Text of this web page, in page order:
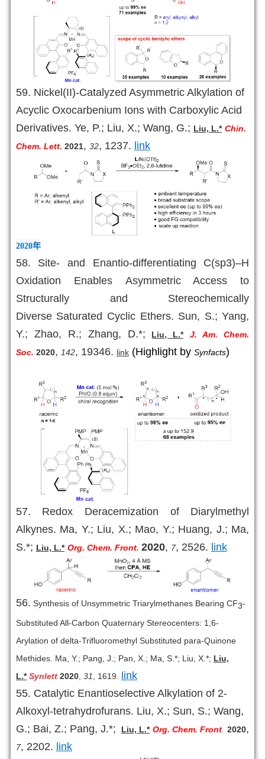
59. Nickel(II)-Catalyzed Asymmetric Alkylation of
Acyclic Oxocarbenium Ions with Carboxylic Acid
Derivatives. Ye, P.; Liu, X.; Wang, G.; Liu, L.* Chin.
Chem. Lett. 2021, 32, 1237. link
2020年
58. Site- and Enantio-differentiating C(sp3)–H
Oxidation Enables Asymmetric Access to
Structurally and Stereochemically
Diverse Saturated Cyclic Ethers. Sun, S.; Yang,
Y.; Zhao, R.; Zhang, D.*;
Liu, L.*
J. Am. Chem.
Soc. 2020, 142, 19346. link(Highlight by Synfacts)
57. Redox Deracemization of Diarylmethyl
Alkynes. Ma, Y.; Liu, X.; Mao, Y.; Huang, J.; Ma,
S.*; Liu, L.* Org. Chem. Front. 2020, 7, 2526. link
56. Synthesis of Unsymmetric Triarylmethanes Bearing CF3-
Substituted All-Carbon Quaternary Stereocenters: 1,6-
Arylation of delta-Trifluoromethyl Substituted para-Quinone
Methides. Ma, Y.; Pang, J.; Pan, X.; Ma, S.*; Liu, X.*; Liu,
L.* Synlett 2020, 31, 1619.
link
55. Catalytic Enantioselective Alkylation of 2-
Alkoxyl-tetrahydrofurans. Liu, X.; Sun, S.; Wang,
G.; Bai, Z.; Pang, J.*;
Liu, L.* Org. Chem. Front. 2020,
7, 2202. link